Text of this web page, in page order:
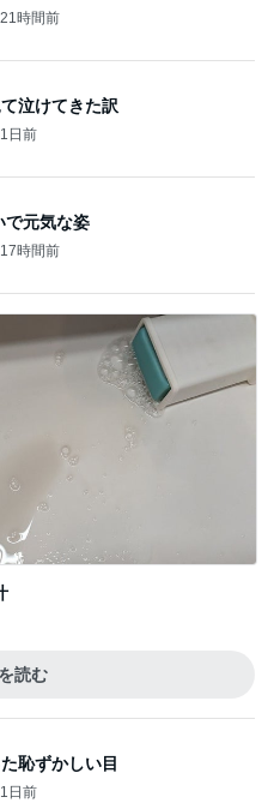
21時間前
泣けてきた訳
1日前
で元気な姿
17時間前
読む
恥ずかしい目
1日前